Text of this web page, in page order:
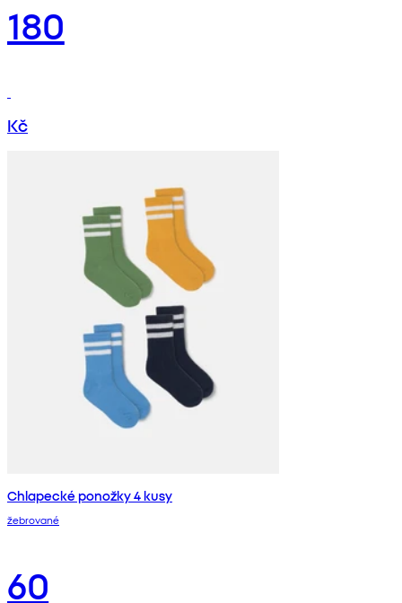
180
Kč
Chlapecké ponožky 4 kusy
žebrované
60